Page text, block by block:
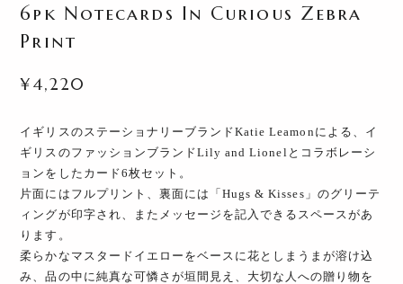
6pk Notecards In Curious Zebra
Print
¥4,220
イギリスのステーショナリーブランドKatie Leamonによる、イ
ギリスのファッションブランドLily and Lionelとコラボレーシ
ョンをしたカード6枚セット。
片面にはフルプリント、裏面には「Hugs & Kisses」のグリーテ
ィングが印字され、またメッセージを記入できるスペースがあ
ります。
柔らかなマスタードイエローをベースに花としまうまが溶け込
み、品の中に純真な可憐さが垣間見え、大切な人への贈り物を